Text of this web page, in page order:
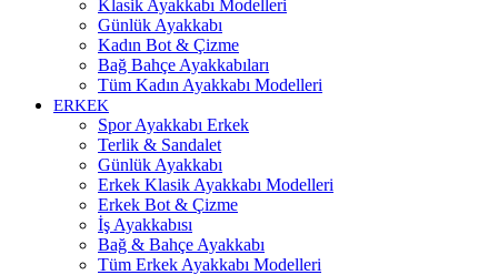
Klasik Ayakkabı Modelleri
Günlük Ayakkabı
Kadın Bot & Çizme
Bağ Bahçe Ayakkabıları
Tüm Kadın Ayakkabı Modelleri
ERKEK
Spor Ayakkabı Erkek
Terlik & Sandalet
Günlük Ayakkabı
Erkek Klasik Ayakkabı Modelleri
Erkek Bot & Çizme
İş Ayakkabısı
Bağ & Bahçe Ayakkabı
Tüm Erkek Ayakkabı Modelleri